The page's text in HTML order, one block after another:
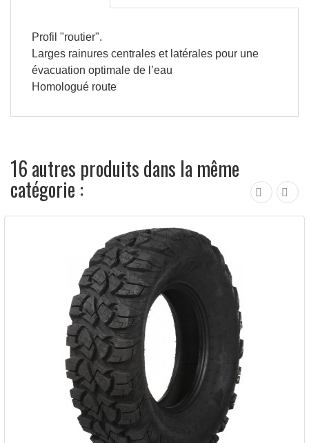
Profil "routier".
Larges rainures centrales et latérales pour une
évacuation optimale de l’eau
Homologué route
16 autres produits dans la même
catégorie :